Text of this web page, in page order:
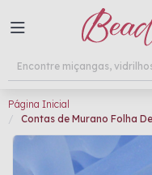
Página Inicial
Contas de Murano Folha